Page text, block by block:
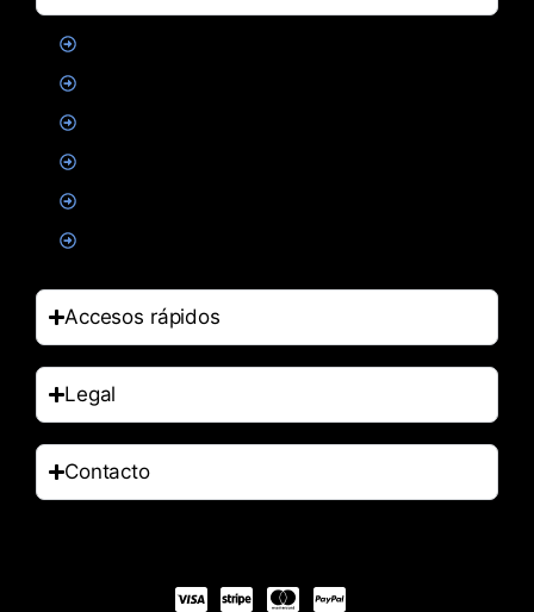
Accesos rápidos
Legal
Contacto